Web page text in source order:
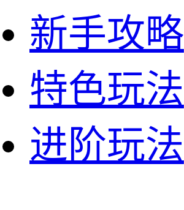
新手攻略
特色玩法
进阶玩法